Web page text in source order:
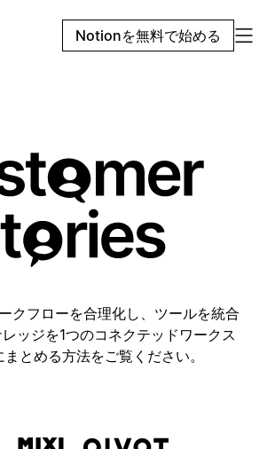
Notionを無料で始める
クフローを合理化し、ツールを統合
ッジを1つのコネクテッドワークス
とめる方法をご覧ください。